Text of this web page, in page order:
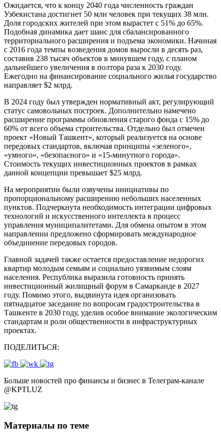
Ожидается, что к концу 2040 года численность граждан
Узбекистана достигнет 50 млн человек при текущих 38 млн.
Доля городских жителей при этом вырастет с 51% до 65%.
Подобная динамика дает шанс для сбалансированного
территориального расширения и подъема экономики. Начиная
с 2016 года темпы возведения домов выросли в десять раз,
составив 238 тысяч объектов в минувшем году, с планом
дальнейшего увеличения в полтора раза к 2030 году.
Ежегодно на финансирование социального жилья государство
направляет $2 млрд.
В 2024 году был утвержден нормативный акт, регулирующий
статус самовольных построек. Дополнительно намечено
расширение программы обновления старого фонда с 15% до
60% от всего объема строительства. Отдельно был отмечен
проект «Новый Ташкент», который реализуется на основе
передовых стандартов, включая принципы «зеленого»,
«умного», «безопасного» и «15-минутного города».
Стоимость текущих инвестиционных проектов в рамках
данной концепции превышает $25 млрд.
На мероприятии были озвучены инициативы по
пропорциональному расширению небольших населенных
пунктов. Подчеркнута необходимость интеграции цифровых
технологий и искусственного интеллекта в процесс
управления муниципалитетами. Для обмена опытом в этом
направлении предложено сформировать международное
объединение передовых городов.
Главной задачей также остается предоставление недорогих
квартир молодым семьям и социально уязвимым слоям
населения. Республика выразила готовность принять
инвестиционный жилищный форум в Самарканде в 2027
году. Помимо этого, выдвинута идея организовать
пятнадцатое заседание по вопросам градостроительства в
Ташкенте в 2030 году, уделив особое внимание экологическим
стандартам и роли общественности в инфраструктурных
проектах.
ПОДЕЛИТЬСЯ:
Больше новостей про финансы и бизнес в Телеграм-канале
@KPTLUZ
Материалы по теме